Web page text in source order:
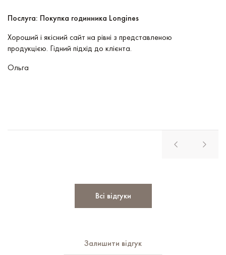
Послуга: Покупка годинника Longines
Хороший і якісний сайт на рівні з представленою
продукцією. Гідний підхід до клієнта.
Ольга
Всі відгуки
Залишити відгук